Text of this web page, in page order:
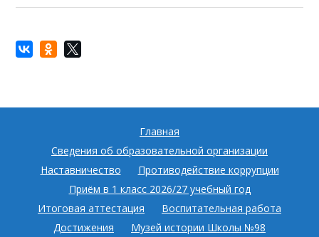
Главная
Сведения об образовательной организации
Наставничество
Противодействие коррупции
Приём в 1 класс 2026/27 учебный год
Итоговая аттестация
Воспитательная работа
Достижения
Музей истории Школы №98